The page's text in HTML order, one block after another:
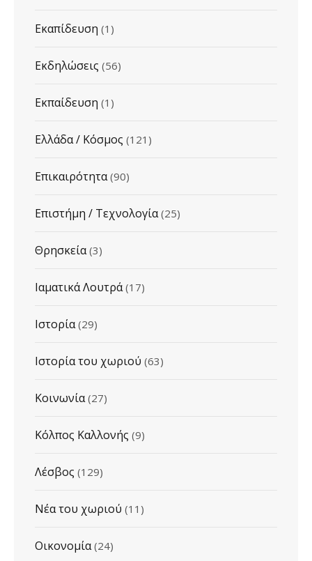
Εκαπίδευση (1)
Εκδηλώσεις (56)
Εκπαίδευση (1)
Ελλάδα / Κόσμος (121)
Επικαιρότητα (90)
Επιστήμη / Τεχνολογία (25)
Θρησκεία (3)
Ιαματικά Λουτρά (17)
Ιστορία (29)
Ιστορία του χωριού (63)
Κοινωνία (27)
Κόλπος Καλλονής (9)
Λέσβος (129)
Νέα του χωριού (11)
Οικονομία (24)